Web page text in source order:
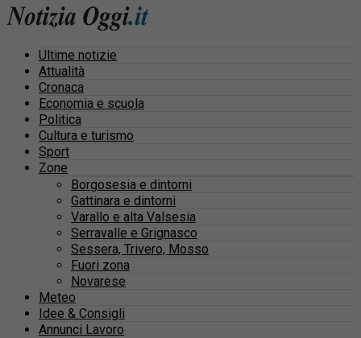
Ultime notizie
Attualità
Cronaca
Economia e scuola
Politica
Cultura e turismo
Sport
Zone
Borgosesia e dintorni
Gattinara e dintorni
Varallo e alta Valsesia
Serravalle e Grignasco
Sessera, Trivero, Mosso
Fuori zona
Novarese
Meteo
Idee & Consigli
Annunci Lavoro